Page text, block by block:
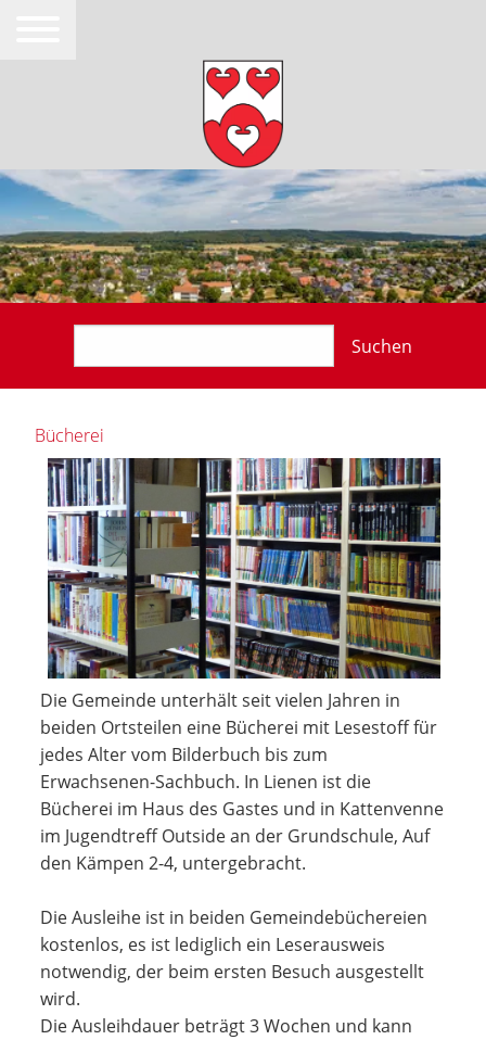
Suchen
Bücherei
Die Gemeinde unterhält seit vielen Jahren in
beiden Ortsteilen eine Bücherei mit Lesestoff für
jedes Alter vom Bilderbuch bis zum
Erwachsenen-Sachbuch. In Lienen ist die
Bücherei im Haus des Gastes und in Kattenvenne
im Jugendtreff Outside an der Grundschule, Auf
den Kämpen 2-4, untergebracht.
Die Ausleihe ist in beiden Gemeindebüchereien
kostenlos, es ist lediglich ein Leserausweis
notwendig, der beim ersten Besuch ausgestellt
wird.
Die Ausleihdauer beträgt 3 Wochen und kann